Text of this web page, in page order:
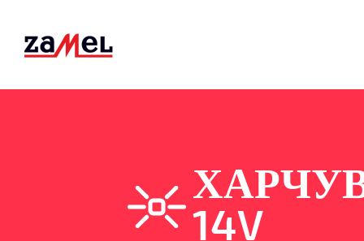
14V